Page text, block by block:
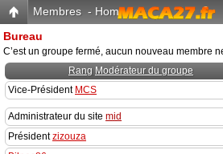
Membres - Home
Bureau
C’est un groupe fermé, aucun nouveau membre
Rang Modérateur du groupe
Vice-Président MCS
Administrateur du site mid
Présidentzizouza